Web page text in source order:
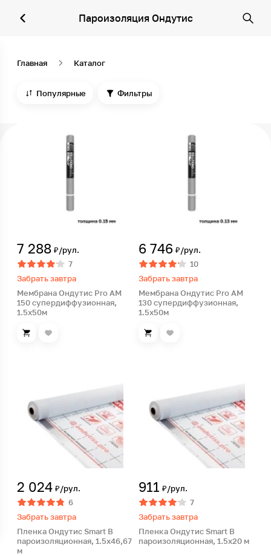
Пароизоляция Ондутис
Главная Каталог
Популярные Фильтры
7 288 ₽/рул.
7
Забрать завтра
Мембрана Ондутис Pro AM
150 супердиффузионная,
1.5х50м
6 746 ₽/рул.
10
Забрать завтра
Мембрана Ондутис Pro AM
130 супердиффузионная,
1.5х50м
2 024 ₽/рул.
6
Забрать завтра
Пленка Ондутис Smart B
пароизоляционная, 1.5х46,67
м
911 ₽/рул.
7
Забрать завтра
Пленка Ондутис Smart B
пароизоляционная, 1.5х20 м